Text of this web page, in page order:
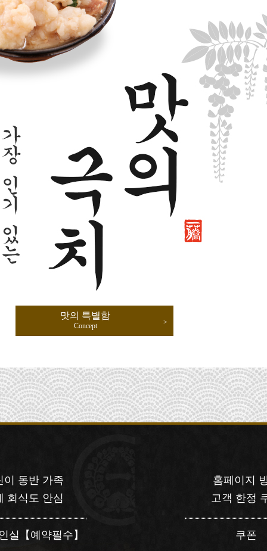
맛의 특별함
Concept
이 동반 가족
회식도 안심
실【예약필수】
홈페이지
고객 한정
쿠폰